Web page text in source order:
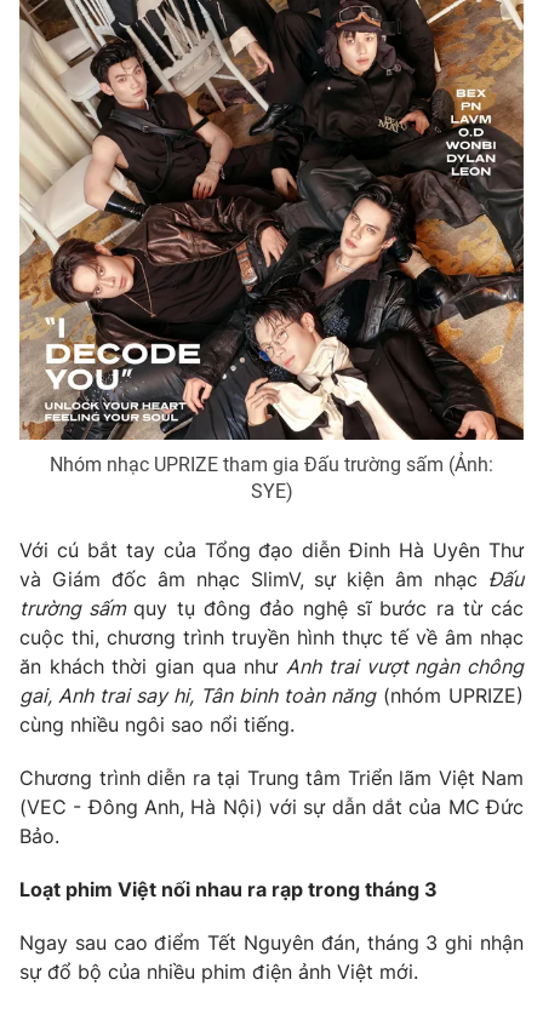
Nhóm nhạc UPRIZE tham gia Đấu trường sấm (Ảnh:
SYE)
Với cú bắt tay của Tổng đạo diễn Đinh Hà Uyên Thư
và Giám đốc âm nhạc SlimV, sự kiện âm nhạc Đấu
trường sấmquy tụ đông đảo nghệ sĩ bước ra từ các
cuộc thi, chương trình truyền hình thực tế về âm nhạc
ăn khách thời gian qua như Anh trai vượt ngàn chông
gai, Anh trai say hi, Tân binh toàn năng(nhóm UPRIZE)
cùng nhiều ngôi sao nổi tiếng.
Chương trình diễn ra tại Trung tâm Triển lãm Việt Nam
(VEC - Đông Anh, Hà Nội) với sự dẫn dắt của MC Đức
Bảo.
Loạt phim Việt nối nhau ra rạp trong tháng 3
Ngay sau cao điểm Tết Nguyên đán, tháng 3 ghi nhận
sự đổ bộ của nhiều phim điện ảnh Việt mới.